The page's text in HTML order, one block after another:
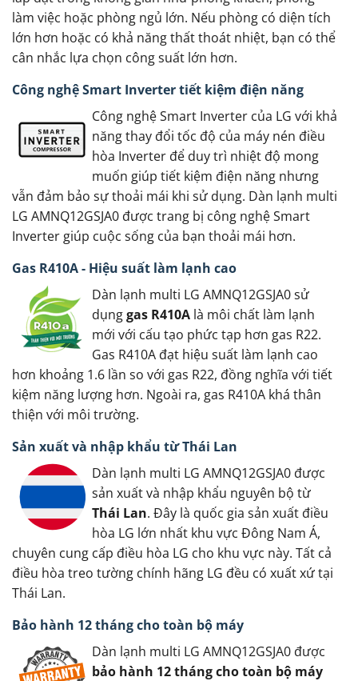
làm việc hoặc phòng ngủ lớn. Nếu phòng có diện tích
lớn hơn hoặc có khả năng thất thoát nhiệt, bạn có thể
cân nhắc lựa chọn công suất lớn hơn.
Công nghệ Smart Inverter tiết kiệm điện năng
Công nghệ Smart Inverter của LG với khả
năng thay đổi tốc độ của máy nén điều
hòa Inverter để duy trì nhiệt độ mong
muốn giúp tiết kiệm điện năng nhưng
vẫn đảm bảo sự thoải mái khi sử dụng. Dàn lạnh multi
LG AMNQ12GSJA0 được trang bị công nghệ Smart
Inverter giúp cuộc sống của bạn thoải mái hơn.
Gas R410A - Hiệu suất làm lạnh cao
Dàn lạnh multi LG AMNQ12GSJA0 sử
dụnggas R410A là môi chất làm lạnh
mới với cấu tạo phức tạp hơn gas R22.
Gas R410A đạt hiệu suất làm lạnh cao
hơn khoảng 1.6 lần so với gas R22, đồng nghĩa với tiết
kiệm năng lượng hơn. Ngoài ra, gas R410A khá thân
thiện với môi trường.
Sản xuất và nhập khẩu từ Thái Lan
Dàn lạnh multi LG AMNQ12GSJA0 được
sản xuất và nhập khẩu nguyên bộ từ
Thái Lan. Đây là quốc gia sản xuất điều
hòa LG lớn nhất khu vực Đông Nam Á,
chuyên cung cấp điều hòa LG cho khu vực này. Tất cả
điều hòa treo tường chính hãng LG đều có xuất xứ tại
Thái Lan.
Bảo hành 12 tháng cho toàn bộ máy
Dàn lạnh multi LG AMNQ12GSJA0 được
bảo hành 12 tháng cho toàn bộ máy